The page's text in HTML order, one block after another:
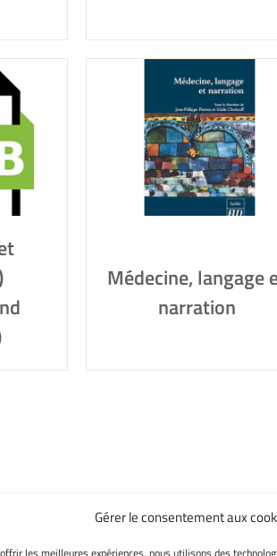
Gérer le consentement aux
Médecine, langage
narration
INFORMATIONS